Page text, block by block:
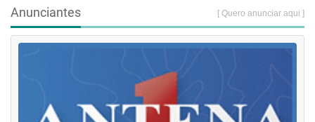
Anunciantes [ Quero anunciar aqui ]